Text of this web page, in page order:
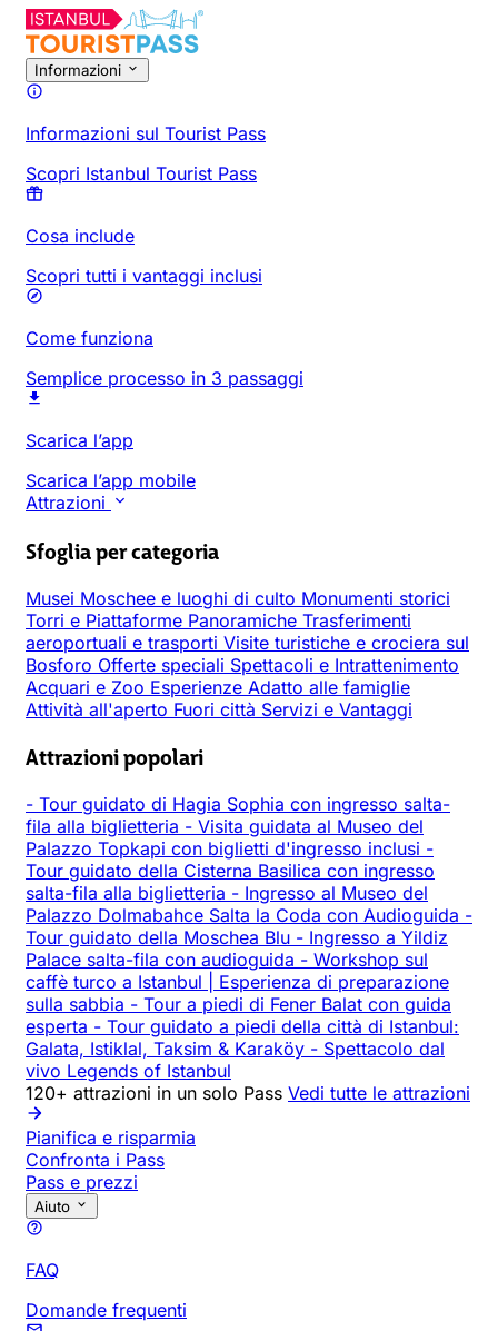
Informazioni
Informazioni sul Tourist Pass
Scopri Istanbul Tourist Pass
Cosa include
Scopri tutti i vantaggi inclusi
Come funziona
Semplice processo in 3 passaggi
Scarica l’app
Scarica l’app mobile
Attrazioni
Sfoglia per categoria
Musei Moschee e luoghi di culto Monumenti storici
Torri e Piattaforme Panoramiche Trasferimenti
aeroportuali e trasporti Visite turistiche e crociera sul
Bosforo Offerte speciali Spettacoli e Intrattenimento
Acquari e Zoo Esperienze Adatto alle famiglie
Attività all'aperto Fuori città Servizi e Vantaggi
Attrazioni popolari
- Tour guidato di Hagia Sophia con ingresso salta-
fila alla biglietteria - Visita guidata al Museo del
Palazzo Topkapi con biglietti d'ingresso inclusi -
Tour guidato della Cisterna Basilica con ingresso
salta-fila alla biglietteria - Ingresso al Museo del
Palazzo Dolmabahce Salta la Coda con Audioguida -
Tour guidato della Moschea Blu - Ingresso a Yildiz
Palace salta-fila con audioguida - Workshop sul
caffè turco a Istanbul | Esperienza di preparazione
sulla sabbia - Tour a piedi di Fener Balat con guida
esperta - Tour guidato a piedi della città di Istanbul:
Galata, Istiklal, Taksim & Karaköy - Spettacolo dal
vivo Legends of Istanbul
120+ attrazioni in un solo Pass Vedi tutte le attrazioni
Pianifica e risparmia
Confronta i Pass
Pass e prezzi
Aiuto
FAQ
Domande frequenti